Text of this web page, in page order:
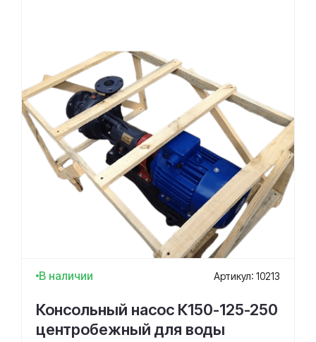
В наличии Артикул: 10213
Консольный насос К150-125-250
центробежный для воды